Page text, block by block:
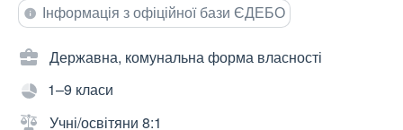
Інформація з офіційної бази ЄДЕБО
Державна, комунальна форма власності
1–9 класи
Учні/освітяни 8:1